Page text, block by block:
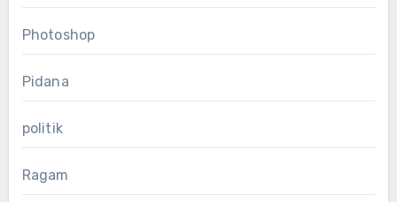
Photoshop
Pidana
politik
Ragam